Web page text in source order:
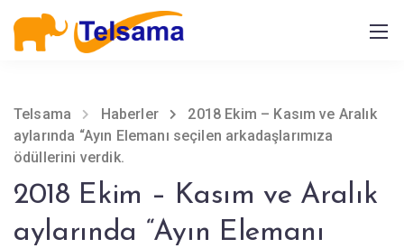
Telsama Haberler
2018 Ekim – Kasım ve Aralık
aylarında “Ayın Elemanı seçilen arkadaşlarımıza
ödüllerini verdik.
2018 Ekim – Kasım ve Aralık
aylarında “Ayın Elemanı